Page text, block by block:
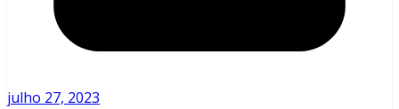
julho 27, 2023